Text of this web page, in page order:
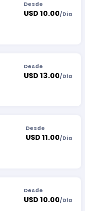
Desde
USD 10.00/Día
Desde
USD 13.00/Día
Desde
USD 11.00/Día
Desde
USD 10.00/Día